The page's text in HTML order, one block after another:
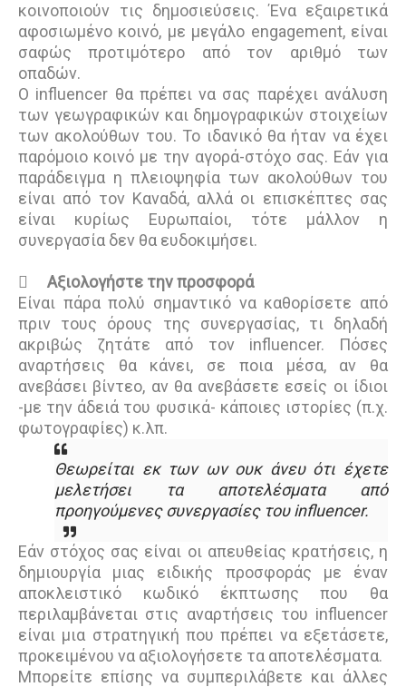
κοινοποιούν τις δημοσιεύσεις. Ένα εξαιρετικά
αφοσιωμένο κοινό, με μεγάλο engagement, είναι
σαφώς προτιμότερο από τον αριθμό των
οπαδών.
Ο influencer θα πρέπει να σας παρέχει ανάλυση
των γεωγραφικών και δημογραφικών στοιχείων
των ακολούθων του. Το ιδανικό θα ήταν να έχει
παρόμοιο κοινό με την αγορά-στόχο σας. Εάν για
παράδειγμα η πλειοψηφία των ακολούθων του
είναι από τον Καναδά, αλλά οι επισκέπτες σας
είναι κυρίως Ευρωπαίοι, τότε μάλλον η
συνεργασία δεν θα ευδοκιμήσει.

Αξιολογήστε την προσφορά
Είναι πάρα πολύ σημαντικό να καθορίσετε από
πριν τους όρους της συνεργασίας, τι δηλαδή
ακριβώς ζητάτε από τον influencer. Πόσες
αναρτήσεις θα κάνει, σε ποια μέσα, αν θα
ανεβάσει βίντεο, αν θα ανεβάσετε εσείς οι ίδιοι
-με την άδειά του φυσικά- κάποιες ιστορίες (π.χ.
φωτογραφίες) κ.λπ.
Θεωρείται εκ των ων ουκ άνευ ότι έχετε
μελετήσει τα αποτελέσματα από
προηγούμενες συνεργασίες του influencer.
Εάν στόχος σας είναι οι απευθείας κρατήσεις, η
δημιουργία μιας ειδικής προσφοράς με έναν
αποκλειστικό κωδικό έκπτωσης που θα
περιλαμβάνεται στις αναρτήσεις του influencer
είναι μια στρατηγική που πρέπει να εξετάσετε,
προκειμένου να αξιολογήσετε τα αποτελέσματα.
Μπορείτε επίσης να συμπεριλάβετε και άλλες